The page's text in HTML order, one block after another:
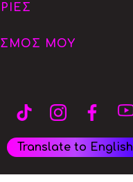
ΜΟΥ
Translate to English